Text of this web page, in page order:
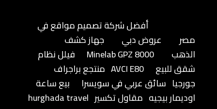
أفضل شركة تصميم مواقع في
مصر
عروض دبي
جهاز كشف
الذهب
Minelab GPZ 8000
فيلل نظام
شقق للبيع
AVCI E80 منتجع براجراف
جورجيا سائق عربي في سويسرا
بيع ساعة
اوديمار بيجيه مقاول تكسير hurghada travel